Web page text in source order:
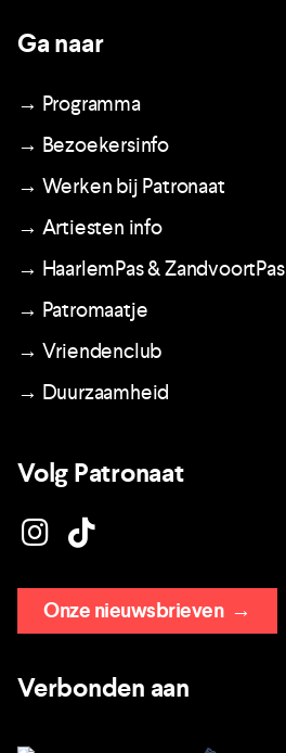
Ga naar
→ Programma
→ Bezoekersinfo
→ Werken bij Patronaat
→ Artiesten info
→ HaarlemPas & ZandvoortPas
→ Patromaatje
→ Vriendenclub
→ Duurzaamheid
Volg Patronaat
Onze nieuwsbrieven→
Verbonden aan